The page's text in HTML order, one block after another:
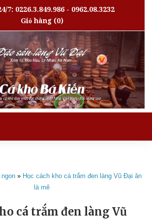
7: 0226.3.849.986 - 0962.08.3232
Giỏ hàng(0)
» Học cách kho cá trắm đen làng Vũ Đại ăn
là mê
cá trắm đen làng Vũ